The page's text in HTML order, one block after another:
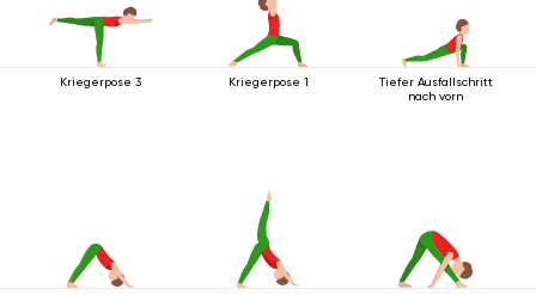
Kriegerpose 3 Kriegerpose 1
Tiefer Ausfallschritt
nach vorn